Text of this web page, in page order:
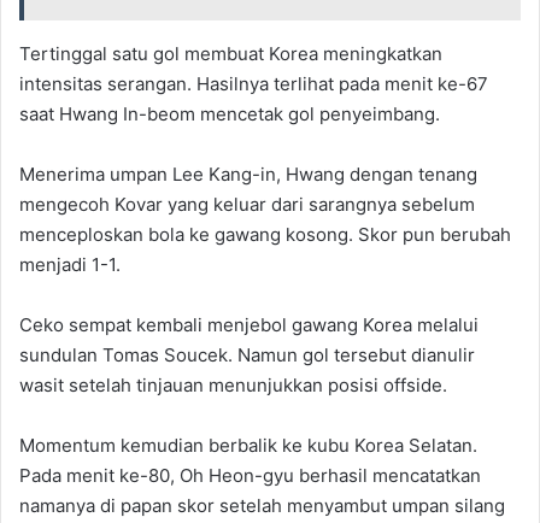
Tertinggal satu gol membuat Korea meningkatkan
intensitas serangan. Hasilnya terlihat pada menit ke-67
saat Hwang In-beom mencetak gol penyeimbang.
Menerima umpan Lee Kang-in, Hwang dengan tenang
mengecoh Kovar yang keluar dari sarangnya sebelum
menceploskan bola ke gawang kosong. Skor pun berubah
menjadi 1-1.
Ceko sempat kembali menjebol gawang Korea melalui
sundulan Tomas Soucek. Namun gol tersebut dianulir
wasit setelah tinjauan menunjukkan posisi offside.
Momentum kemudian berbalik ke kubu Korea Selatan.
Pada menit ke-80, Oh Heon-gyu berhasil mencatatkan
namanya di papan skor setelah menyambut umpan silang